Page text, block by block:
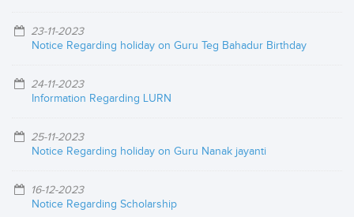
23-11-2023
Notice Regarding holiday on Guru Teg Bahadur Birthday
24-11-2023
Information Regarding LURN
25-11-2023
Notice Regarding holiday on Guru Nanak jayanti
16-12-2023
Notice Regarding Scholarship